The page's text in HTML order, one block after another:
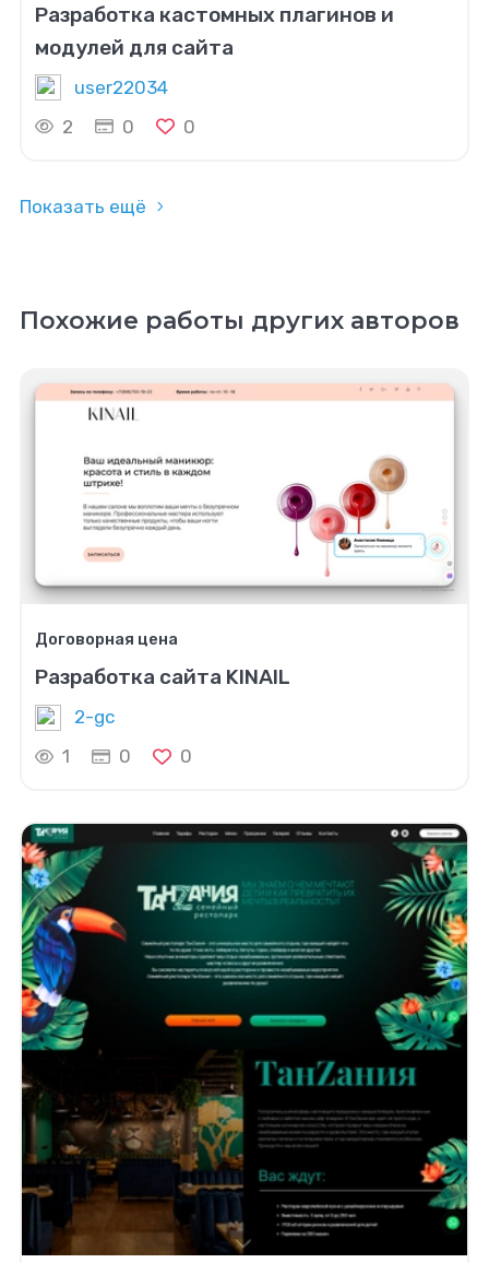
Разработка кастомных плагинов и
модулей для сайта
user22034
2
0 0
Показать ещё
Похожие работы других авторов
Договорная цена
Разработка сайта KINAIL
2-gc
1
0 0